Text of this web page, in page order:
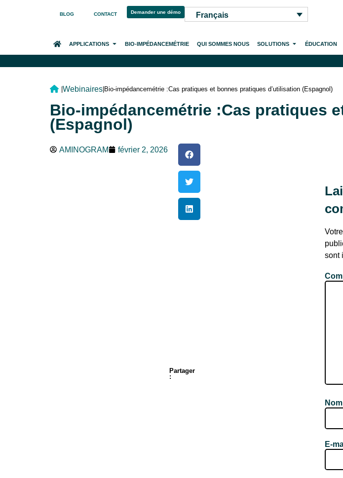
BLOG CONTACT Demander une démo Français
ACCUEILAPPLICATIONS BIO-IMPÉDANCEMÉTRIE QUI SOMMES NOUS SOLUTIONS ÉDUCATION
Webinaires| Bio-impédancemétrie :Cas pratiques et bonnes pratiques d’utilisation (Espagnol)
Bio-impédancemétrie :Cas pratiques
(Espagnol)
AMINOGRAM février 2, 2026
Partager
:
sont
E-